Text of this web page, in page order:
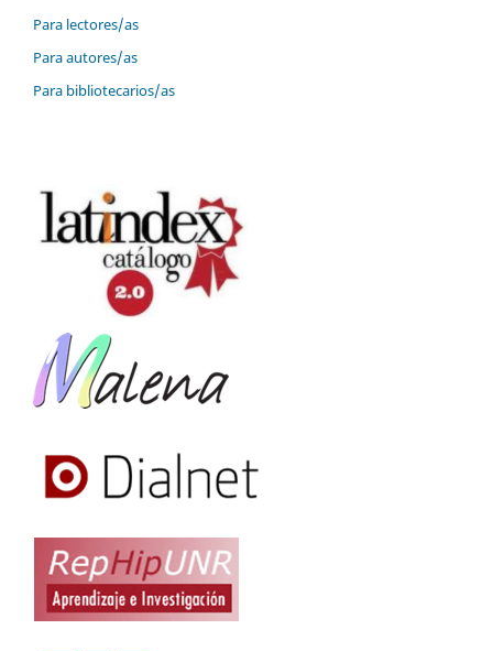
Para lectores/as
Para autores/as
Para bibliotecarios/as